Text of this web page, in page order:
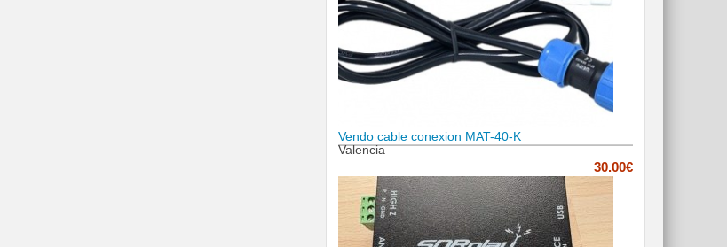
Vendo cable conexion MAT-40-K
Valencia
30.00€